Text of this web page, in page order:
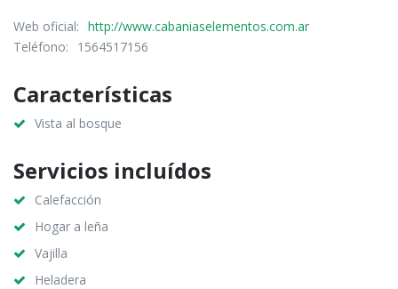
Web oficial: http://www.cabaniaselementos.com.ar
Teléfono:
1564517156
Características
Vista al bosque
Servicios incluídos
Calefacción
Hogar a leña
Vajilla
Heladera